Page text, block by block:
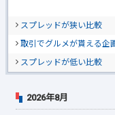
スプレッドが狭い比較
取引でグルメが貰える企
スプレッドが低い比較
2026年8月